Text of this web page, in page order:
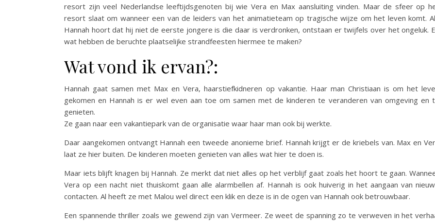
resort zijn veel Nederlandse leeftijdsgenoten bij wie Vera en Max aansluiting vinden. Maar de sfeer op
resort slaat om wanneer een van de leiders van het animatieteam op tragische wijze om het leven komt.
Hannah hoort dat hij niet de eerste jongere is die daar is verdronken, ontstaan er twijfels over het ongeluk.
wat hebben de beruchte plaatselijke strandfeesten hiermee te maken?
Wat vond ik ervan?:
Hannah gaat samen met Max en Vera, haarstiefkidneren op vakantie. Haar man Christiaan is om het
gekomen en Hannah is er wel even aan toe om samen met de kinderen te veranderen van omgeving en
genieten.
Ze gaan naar een vakantiepark van de organisatie waar haar man ook bij werkte.
Daar aangekomen ontvangt Hannah een tweede anonieme brief. Hannah krijgt er de kriebels van. Max en
laat ze hier buiten. De kinderen moeten genieten van alles wat hier te doen is.
Maar iets blijft knagen bij Hannah. Ze merkt dat niet alles op het verblijf gaat zoals het hoort te gaan.
Vera op een nacht niet thuiskomt gaan alle alarmbellen af. Hannah is ook huiverig in het aangaan van
contacten. Al heeft ze met Malou wel direct een klik en deze is in de ogen van Hannah ook betrouwbaar.
Een spannende thriller zoals we gewend zijn van Vermeer. Ze weet de spanning zo te verweven in het